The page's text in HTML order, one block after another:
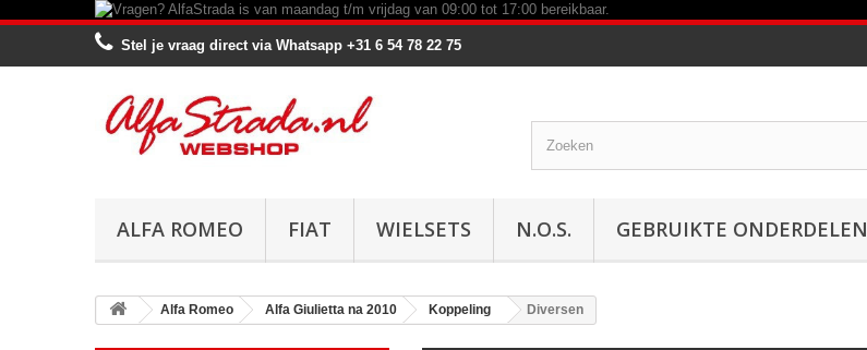
Stel je vraag direct via Whatsapp +31 6 54 78 22 75
ALFA ROMEO FIAT WIELSETS N.O.S. GEBRUIKTE ONDERDELEN
Alfa Romeo Alfa Giulietta na 2010 Koppeling Diversen